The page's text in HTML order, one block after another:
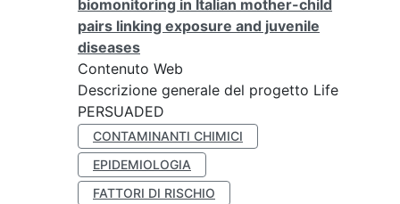
biomonitoring in Italian mother-child
pairs linking exposure and juvenile
diseases
Contenuto Web
Descrizione generale del progetto Life
PERSUADED
CONTAMINANTI CHIMICI
EPIDEMIOLOGIA
FATTORI DI RISCHIO